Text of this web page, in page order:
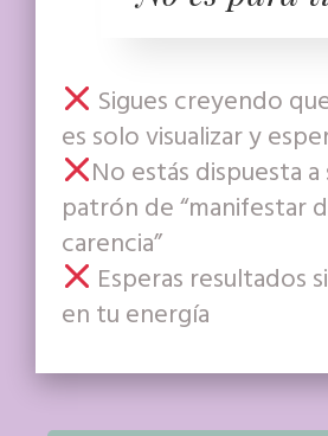
Sigues creyendo
es solo visualizar y
No estás dispuesta
patrón de “manifestar
carencia”
Esperas resultados
en tu energía